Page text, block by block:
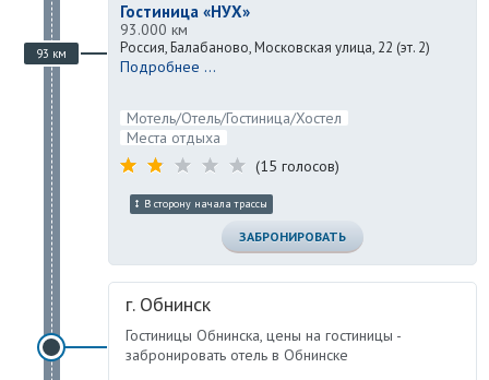
93 км
Гостиница «НУХ»
93.000 км
Россия, Балабаново, Московская улица, 22 (эт. 2)
Подробнее ...
Мотель/Отель/Гостиница/Хостел
Места отдыха
(15 голосов)
В сторону начала трассы
ЗАБРОНИРОВАТЬ
г. Обнинск
Гостиницы Обнинска, цены на гостиницы -
забронировать отель в Обнинске